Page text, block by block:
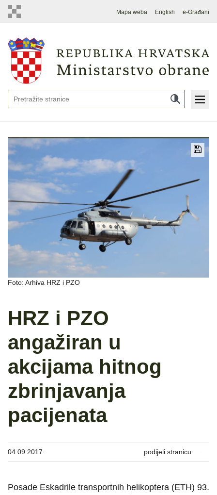
Mapa weba English e-Građani
Foto: Arhiva HRZ i PZO
HRZ i PZO
angažiran u
akcijama hitnog
zbrinjavanja
pacijenata
04.09.2017. podijeli stranicu:
Posade Eskadrile transportnih helikoptera (ETH) 93.